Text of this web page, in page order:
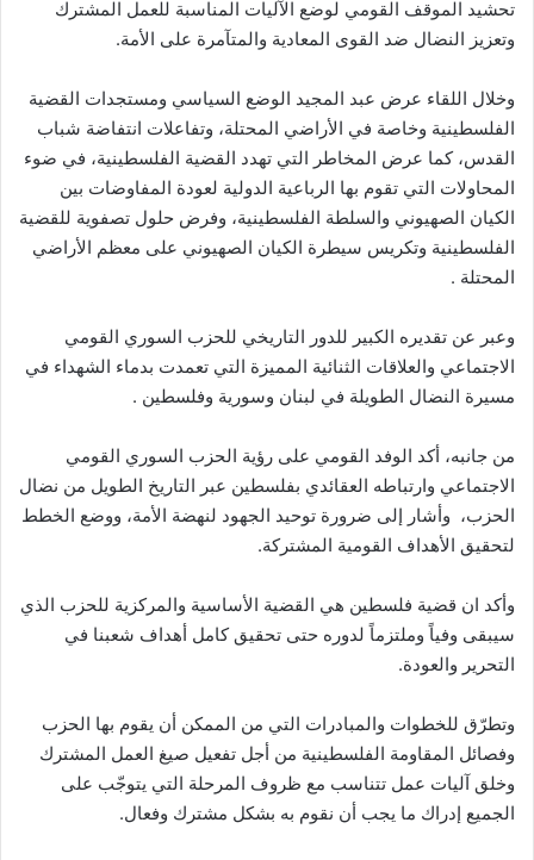
تحشيد الموقف القومي لوضع الآليات المناسبة للعمل المشترك
وتعزيز النضال ضد القوى المعادية والمتآمرة على الأمة.
وخلال اللقاء عرض عبد المجيد الوضع السياسي ومستجدات القضية
الفلسطينية وخاصة في الأراضي المحتلة، وتفاعلات انتفاضة شباب
القدس، كما عرض المخاطر التي تهدد القضية الفلسطينية، في ضوء
المحاولات التي تقوم بها الرباعية الدولية لعودة المفاوضات بين
الكيان الصهيوني والسلطة الفلسطينية، وفرض حلول تصفوية للقضية
الفلسطينية وتكريس سيطرة الكيان الصهيوني على معظم الأراضي
المحتلة .
وعبر عن تقديره الكبير للدور التاريخي للحزب السوري القومي
الاجتماعي والعلاقات الثنائية المميزة التي تعمدت بدماء الشهداء في
مسيرة النضال الطويلة في لبنان وسورية وفلسطين .
من جانبه، أكد الوفد القومي على رؤية الحزب السوري القومي
الاجتماعي وارتباطه العقائدي بفلسطين عبر التاريخ الطويل من نضال
الحزب، وأشار إلى ضرورة توحيد الجهود لنهضة الأمة، ووضع الخطط
لتحقيق الأهداف القومية المشتركة.
وأكد ان قضية فلسطين هي القضية الأساسية والمركزية للحزب الذي
سيبقى وفياً وملتزماً لدوره حتى تحقيق كامل أهداف شعبنا في
التحرير والعودة.
وتطرّق للخطوات والمبادرات التي من الممكن أن يقوم بها الحزب
وفصائل المقاومة الفلسطينية من أجل تفعيل صيغ العمل المشترك
وخلق آليات عمل تتناسب مع ظروف المرحلة التي يتوجّب على
الجميع إدراك ما يجب أن نقوم به بشكل مشترك وفعال.